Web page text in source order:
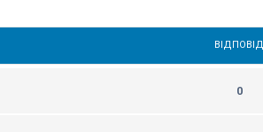
ВІДПОВІДІ
0